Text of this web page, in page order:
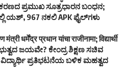
ಪ್ರಮುಖ ಸೂತ್ರಧಾರನ ಬಂಧನ;
ಯಶ್, 967 ನಕಲಿ APK ಫೈಲ್‌ಗಳು
धर्मेंद्र प्रधान यांचा राजीनामा; विद्यार्थी
ಜಯವೇ? ಕೇಂದ್ರ ಶಿಕ್ಷಣ ಸಚಿವ
ವಿದ್ಯಾರ್ಥಿ ಪ್ರತಿಭಟನೆಯ ಬಳಿಕ ಮಹತ್ವದ